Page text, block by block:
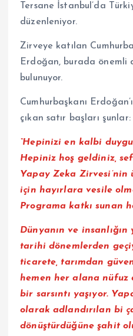
Tersane İstanbul’da
düzenleniyor.
Zirveye katılan
Erdoğan, burada önemli
bulunuyor.
Cumhurbaşkanı
çıkan satır başları şunlar:
“Hepinizi en kalbi
Hepiniz hoş geldiniz,
Yapay Zeka
için hayırlara vesile
Programa katkı sunan
Dünyanın ve
tarihi dönemlerden
ticarete, tarımdan
hemen her alana nüfuz
bir sarsıntı yaşıyor.
olarak adlandırılan bi
dönüştürdüğüne şahit